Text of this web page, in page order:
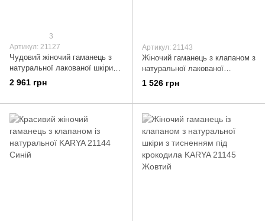
3
Артикул: 21127
Чудовий жіночий гаманець з
натуральної лакованої шкіри з
тисненням під крокодила
KARYA 21127 Червоний
2 961 грн
Артикул: 21143
Жіночий гаманець з клапаном з
натуральної лакованої
фактурної шкіри KARYA 21143
1 526 грн